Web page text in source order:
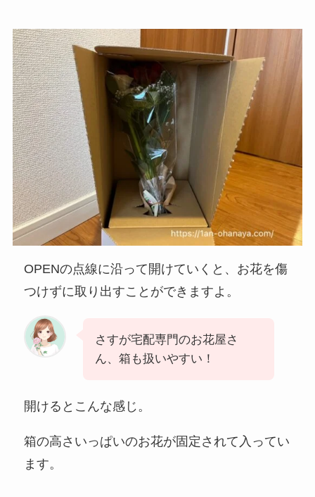
OPENの点線に沿って開けていくと、お花を傷
つけずに取り出すことができますよ。
さすが宅配専門のお花屋さ
ん、箱も扱いやすい！
開けるとこんな感じ。
箱の高さいっぱいのお花が固定されて入ってい
ます。